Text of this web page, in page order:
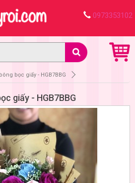
0973353102
bọc giấy - HGB7BBG
giấy - HGB7BBG